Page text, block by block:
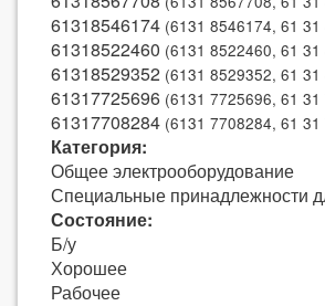
61318546174 (6131 8546174, 61
61318522460 (6131 8522460, 61
61318529352 (6131 8529352, 61
61317725696 (6131 7725696, 61
61317708284 (6131 7708284, 61
Категория:
Общее электрооборудование
Специальные принадлежности
Состояние:
Б/у
Хорошее
Рабочее